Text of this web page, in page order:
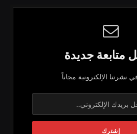
متابعة جديدة
نشرتنا الإلكترونية مجاناً